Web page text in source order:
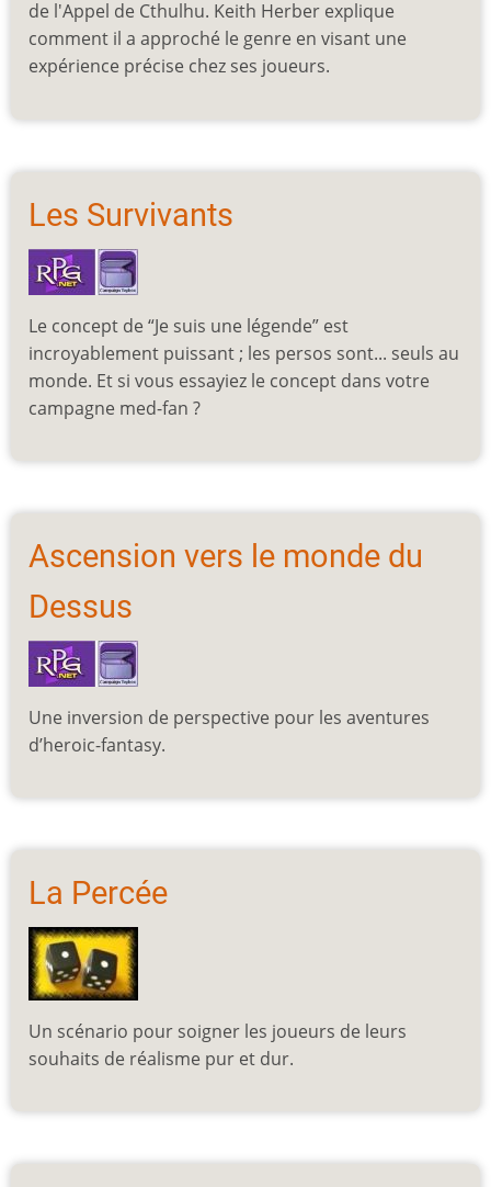
de l'Appel de Cthulhu. Keith Herber explique
comment il a approché le genre en visant une
expérience précise chez ses joueurs.
Les Survivants
Le concept de “Je suis une légende” est
incroyablement puissant ; les persos sont... seuls au
monde. Et si vous essayiez le concept dans votre
campagne med-fan ?
Ascension vers le monde du
Dessus
Une inversion de perspective pour les aventures
d’heroic-fantasy.
La Percée
Un scénario pour soigner les joueurs de leurs
souhaits de réalisme pur et dur.